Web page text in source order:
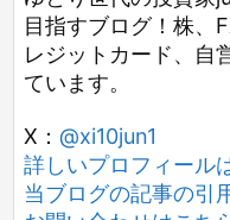
目指すブログ！株、
レジットカード、自
ています。
X： @xi10jun1
詳しいプロフィール
当ブログの記事の引